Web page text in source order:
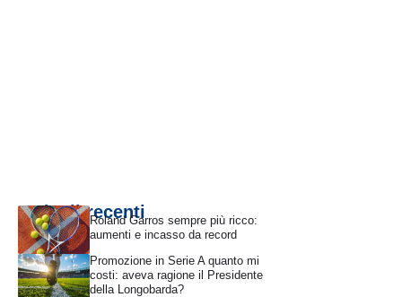
Articoli recentiRoland Garros sempre più ricco:
aumenti e incasso da record
Promozione in Serie A quanto mi
costi: aveva ragione il Presidente
della Longobarda?